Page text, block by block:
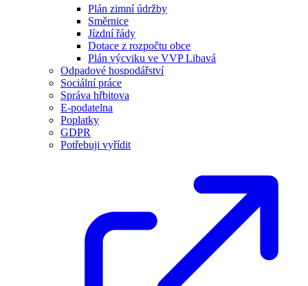
Plán zimní údržby
Směrnice
Jízdní řády
Dotace z rozpočtu obce
Plán výcviku ve VVP Libavá
Odpadové hospodářství
Sociální práce
Správa hřbitova
E-podatelna
Poplatky
GDPR
Potřebuji vyřídit